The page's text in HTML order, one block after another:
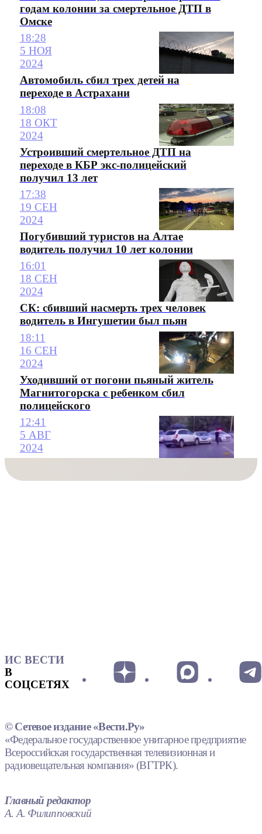
годам колонии за смертельное ДТП в
Омске
18:28
5 НОЯ
2024
Автомобиль сбил трех детей на
переходе в Астрахани
18:08
18 ОКТ
2024
Устроивший смертельное ДТП на
переходе в КБР экс-полицейский
получил 13 лет
17:38
19 СЕН
2024
Погубивший туристов на Алтае
водитель получил 10 лет колонии
16:01
18 СЕН
2024
СК: сбивший насмерть трех человек
водитель в Ингушетии был пьян
18:11
16 СЕН
2024
Уходивший от погони пьяный житель
Магнитогорска с ребенком сбил
полицейского
12:41
5 АВГ
2024
ИС ВЕСТИ
В
СОЦСЕТЯХ
© Сетевое издание «Вести.Ру»
«Федеральное государственное унитарное предприятие
Всероссийская государственная телевизионная и
радиовещательная компания» (ВГТРК).
Главный редактор
А. А. Филипповский